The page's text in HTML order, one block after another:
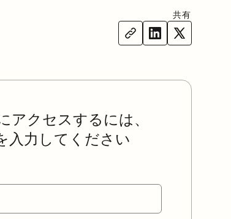
共有
アクセスするには、
入力してください